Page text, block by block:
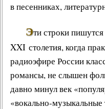
в песенниках,
Эти строки
XXI столетия, когда
радиоэфире России
романсы, не слышен
давно минул век
«вокально-